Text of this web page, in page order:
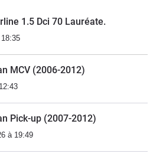
1.5 Dci 70 Lauréate.
MCV (2006-2012)
Pick-up (2007-2012)
à 19:49